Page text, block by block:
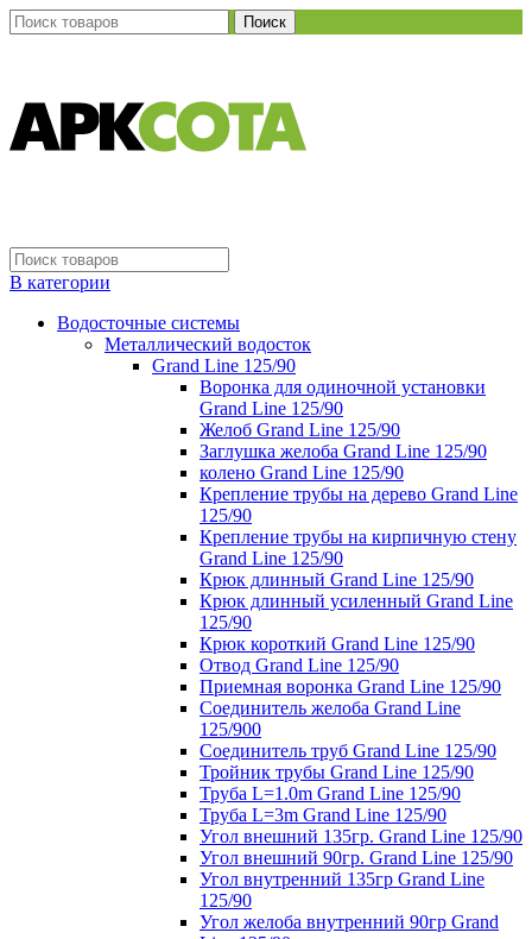
Поиск
В категории
Водосточные системы
Металлический водосток
Grand Line 125/90
Воронка для одиночной установки
Grand Line 125/90
Желоб Grand Line 125/90
Заглушка желоба Grand Line 125/90
колено Grand Line 125/90
Крепление трубы на дерево Grand Line
125/90
Крепление трубы на кирпичную стену
Grand Line 125/90
Крюк длинный Grand Line 125/90
Крюк длинный усиленный Grand Line
125/90
Крюк короткий Grand Line 125/90
Отвод Grand Line 125/90
Приемная воронка Grand Line 125/90
Соединитель желоба Grand Line
125/900
Соединитель труб Grand Line 125/90
Тройник трубы Grand Line 125/90
Труба L=1.0m Grand Line 125/90
Труба L=3m Grand Line 125/90
Угол внешний 135гр. Grand Line 125/90
Угол внешний 90гр. Grand Line 125/90
Угол внутренний 135гр Grand Line
125/90
Угол желоба внутренний 90гр Grand